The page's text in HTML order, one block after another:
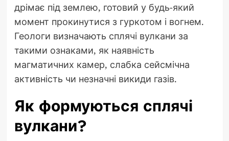
дрімає під землею, готовий у будь-який
момент прокинутися з гуркотом і вогнем.
Геологи визначають сплячі вулкани за
такими ознаками, як наявність
магматичних камер, слабка сейсмічна
активність чи незначні викиди газів.
Як формуються сплячі
вулкани?